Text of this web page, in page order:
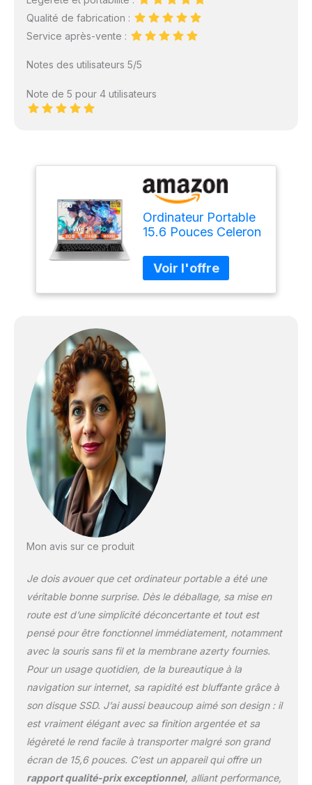
Qualité de fabrication :
Service après-vente :
Notes des utilisateurs 5/5
Note de 5 pour 4 utilisateurs
Ordinateur Portable
15.6 Pouces Celeron
8Go RAM 256Go
SSD Extension1To
5G WiFi 1920x1080
Mon avis sur ce produit
Je dois avouer que cet ordinateur portable a été une
véritable bonne surprise. Dès le déballage, sa mise en
route est d’une simplicité déconcertante et tout est
pensé pour être fonctionnel immédiatement, notamment
avec la souris sans fil et la membrane azerty fournies.
Pour un usage quotidien, de la bureautique à la
navigation sur internet, sa rapidité est bluffante grâce à
son disque SSD. J’ai aussi beaucoup aimé son design : il
est vraiment élégant avec sa finition argentée et sa
légèreté le rend facile à transporter malgré son grand
écran de 15,6 pouces. C’est un appareil qui offre un
rapport qualité-prix exceptionnel, alliant performance,